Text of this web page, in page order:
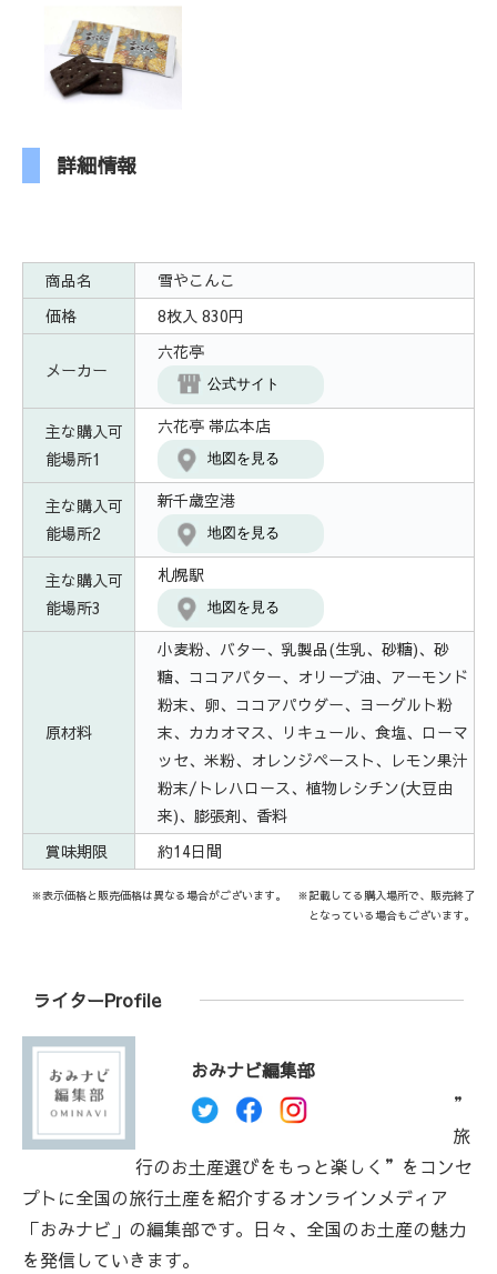
詳細情報
商品名
雪やこんこ
価格
8枚入 830円
メーカー
六花亭
公式サイト
主な購入可
能場所1
六花亭 帯広本店
地図を見る
主な購入可
能場所2
新千歳空港
地図を見る
主な購入可
能場所3
札幌駅
地図を見る
原材料
小麦粉、バター、乳製品(生乳、砂糖)、砂
糖、ココアバター、オリーブ油、アーモンド
粉末、卵、ココアパウダー、ヨーグルト粉
末、カカオマス、リキュール、食塩、ローマ
ッセ、米粉、オレンジペースト、レモン果汁
粉末/トレハロース、植物レシチン(大豆由
来)、膨張剤、香料
賞味期限
約14日間
※表示価格と販売価格は異なる場合がございます。 ※記載してる購入場所で、販売終了
となっている場合もございます。
ライターProfile
おみナビ編集部
”
旅
行のお土産選びをもっと楽しく”をコンセ
プトに全国の旅行土産を紹介するオンラインメディア
「おみナビ」の編集部です。日々、全国のお土産の魅力
を発信していきます。